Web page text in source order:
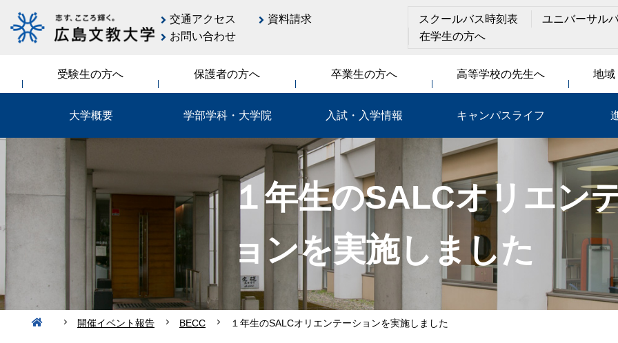
交通アクセス
資料請求
お問い合わせ
スクールバス時刻表
ユニバーサル
在学生の方へ
受験生の方へ 保護者の方へ 卒業生の方へ 高等学校の先生へ 地域
大学概要 学部学科・大学院 入試・入学情報 キャンパスライフ
１年生のSALCオリエン
ョンを実施しました
開催イベント報告 BECC １年生のSALCオリエンテーションを実施しました